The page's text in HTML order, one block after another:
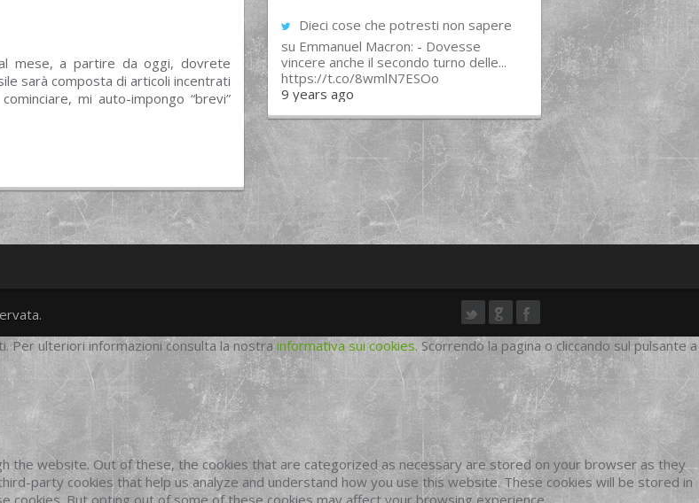
mese, a partire da oggi, dovrete
sarà composta di articoli incentrati
mi auto-impongo “brevi”
Dieci cose che potresti non sapere
su Emmanuel Macron: - Dovesse
vincere anche il secondo turno delle...
https://t.co/8wmlN7ESOo
9 years ago
facebook
Per ulteriori informazioni consulta la nostrainformativa sui cookies. Scorrendo la pagina o cliccando sul pulsante a
the website. Out of these, the cookies that are categorized as necessary are stored on your browser as they
party cookies that help us analyze and understand how you use this website. These cookies will be stored in
But opting out of some of these cookies may affect your browsing experience.